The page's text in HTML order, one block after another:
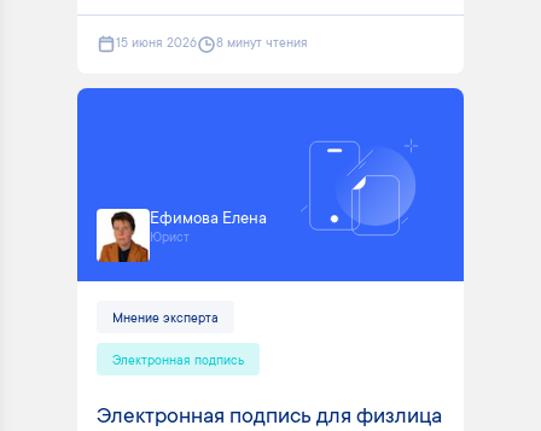
15 июня 2026 8 минут чтения
Ефимова Елена
Юрист
Мнение эксперта
Электронная подпись
Электронная подпись для физлица